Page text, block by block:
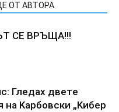
ОТ АВТОРА
CE BPЪЩA!!!
Глeдax двeтe
Kapбoвcки „Kибep